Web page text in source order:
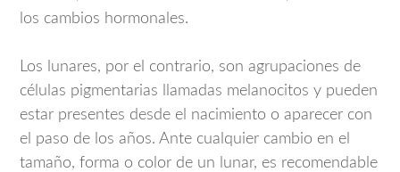
los cambios hormonales.
Los lunares, por el contrario, son agrupaciones de
células pigmentarias llamadas melanocitos y pueden
estar presentes desde el nacimiento o aparecer con
el paso de los años. Ante cualquier cambio en el
tamaño, forma o color de un lunar, es recomendable